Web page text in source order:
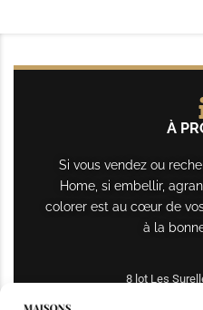
À
Si vous vendez ou
Home, si embellir,
colorer est au cœur de
à la
8 lot Les